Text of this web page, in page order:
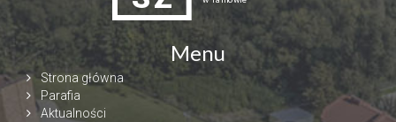
Menu
Strona główna
Parafia
Aktualności